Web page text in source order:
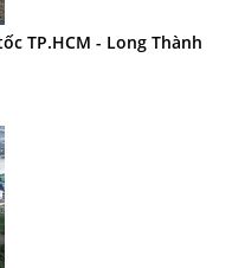
TP.HCM - Long Thành